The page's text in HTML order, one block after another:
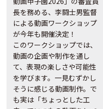
長を務める、 李闘士男監督
による動画ワークショップ
が今年も開催決定！
このワークショップでは、
動画の企画や制作を通し
て、表現の楽しさや可能性
を学びます。一見むずかし
そうに感じる動画制作。で
も実は「ちょっとした工